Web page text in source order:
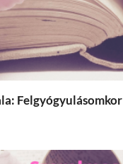
Felgyógyulásomkor